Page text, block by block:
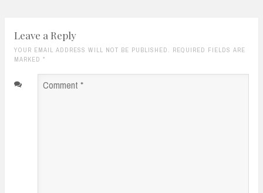
Leave a Reply
YOUR EMAIL ADDRESS WILL NOT BE PUBLISHED. REQUIRED FIELDS ARE
MARKED *
Comment